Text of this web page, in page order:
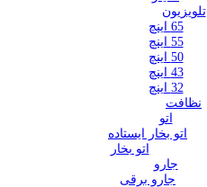
تلویزیون
65 اینچ
55 اینچ
50 اینچ
43 اینچ
32 اینچ
نظافت
اتو
اتو بخار ایستاده
اتو بخار
جارو
جارو برقی